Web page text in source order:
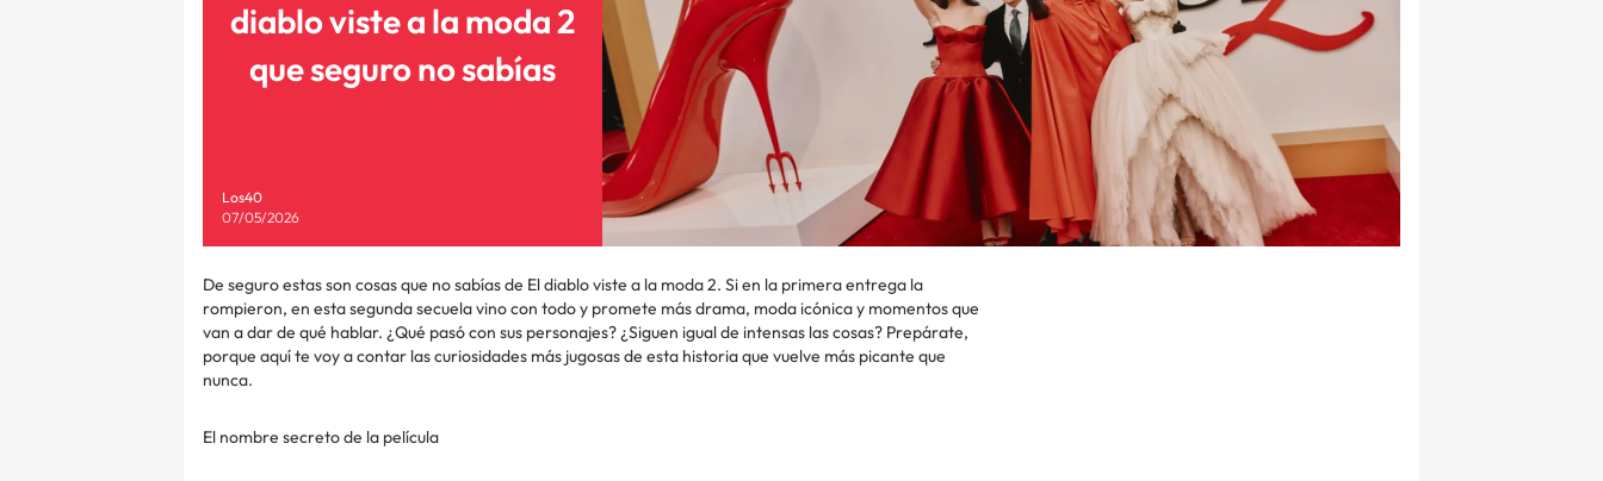
diablo viste a la moda 2
que seguro no sabías
Los40
07/05/2026
De seguro estas son cosas que no sabías de El diablo viste a la moda 2. Si en la primera entrega la
rompieron, en esta segunda secuela vino con todo y promete más drama, moda icónica y momentos que
van a dar de qué hablar. ¿Qué pasó con sus personajes? ¿Siguen igual de intensas las cosas? Prepárate,
porque aquí te voy a contar las curiosidades más jugosas de esta historia que vuelve más picante que
nunca.
El nombre secreto de la película